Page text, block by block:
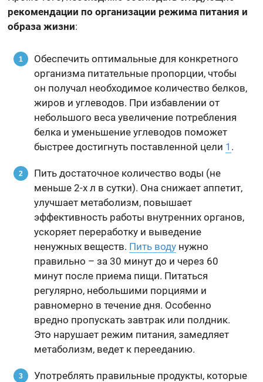
рекомендации по организации режима питания и
образа жизни:
Обеспечить оптимальные для конкретного
организма питательные пропорции, чтобы
он получал необходимое количество белков,
жиров и углеводов. При избавлении от
небольшого веса увеличение потребления
белка и уменьшение углеводов поможет
быстрее достигнуть поставленной цели 1 .
Пить достаточное количество воды (не
меньше 2-х л в сутки). Она снижает аппетит,
улучшает метаболизм, повышает
эффективность работы внутренних органов,
ускоряет переработку и выведение
ненужных веществ. Пить воду нужно
правильно – за 30 минут до и через 60
минут после приема пищи. Питаться
регулярно, небольшими порциями и
равномерно в течение дня. Особенно
вредно пропускать завтрак или полдник.
Это нарушает режим питания, замедляет
метаболизм, ведет к перееданию.
Употреблять правильные продукты, которые